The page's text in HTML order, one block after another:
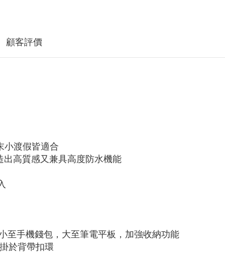
顧客評價
小渡假皆適合
高質感又兼具高度防水機能
至手機錢包，大至筆電平板，加強收納功能
於背帶扣環